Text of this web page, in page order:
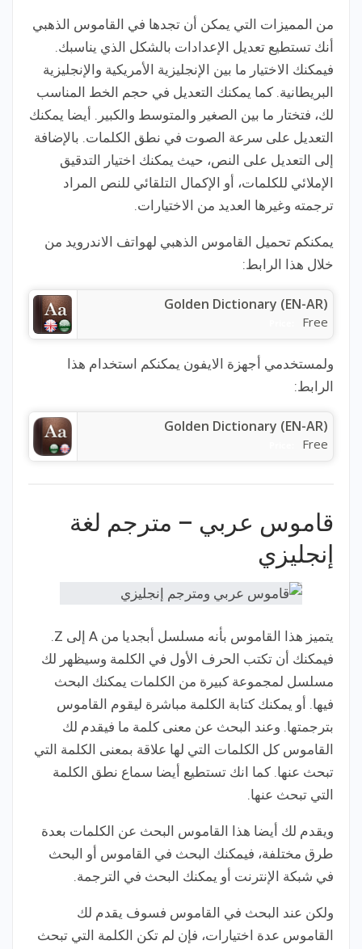
من المميزات التي يمكن أن تجدها في القاموس الذهبي
أنك تستطيع تعديل الإعدادات بالشكل الذي يناسبك.
فيمكنك الاختيار ما بين الإنجليزية الأمريكية والإنجليزية
البريطانية. كما يمكنك التعديل في حجم الخط المناسب
لك، فتختار ما بين الصغير والمتوسط والكبير. أيضا يمكنك
التعديل على سرعة الصوت في نطق الكلمات. بالإضافة
إلى التعديل على النص، حيث يمكنك اختيار التدقيق
الإملائي للكلمات، أو الإكمال التلقائي للنص المراد
ترجمته وغيرها العديد من الاختيارات.
يمكنكم تحميل القاموس الذهبي لهواتف الاندرويد من
خلال هذا الرابط:
Golden Dictionary (EN-AR)
Free
ولمستخدمي أجهزة الايفون يمكنكم استخدام هذا
الرابط:
Golden Dictionary (EN-AR)
Free
قاموس عربي – مترجم لغة
إنجليزي
يتميز هذا القاموس بأنه مسلسل أبجديا من A إلى Z.
فيمكنك أن تكتب الحرف الأول في الكلمة وسيظهر لك
مسلسل لمجموعة كبيرة من الكلمات يمكنك البحث
فيها. أو يمكنك كتابة الكلمة مباشرة ليقوم القاموس
بترجمتها. وعند البحث عن معنى كلمة ما فيقدم لك
القاموس كل الكلمات التي لها علاقة بمعنى الكلمة التي
تبحث عنها. كما انك تستطيع أيضا سماع نطق الكلمة
التي تبحث عنها.
ويقدم لك أيضا هذا القاموس البحث عن الكلمات بعدة
طرق مختلفة، فيمكنك البحث في القاموس أو البحث
في شبكة الإنترنت أو يمكنك البحث في الترجمة.
ولكن عند البحث في القاموس فسوف يقدم لك
القاموس عدة اختيارات، فإن لم تكن الكلمة التي تبحث